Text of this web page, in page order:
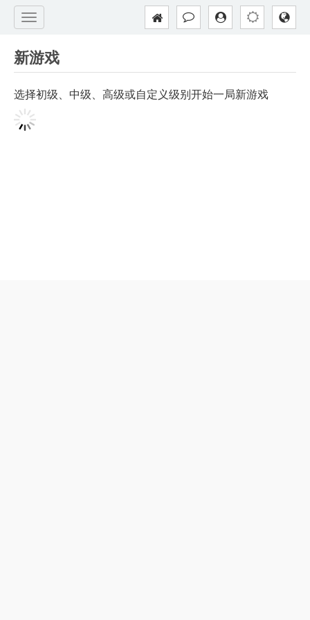
新游戏
选择初级、中级、高级或自定义级别开始一局新游戏